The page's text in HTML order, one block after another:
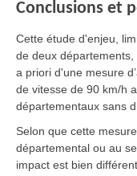
Conclusions et
Cette étude d'enjeu,
de deux
a priori d'une mesure
de vitesse de 90 km/h
départementaux sans
Selon que cette
départemental ou au
impact est bien différent.